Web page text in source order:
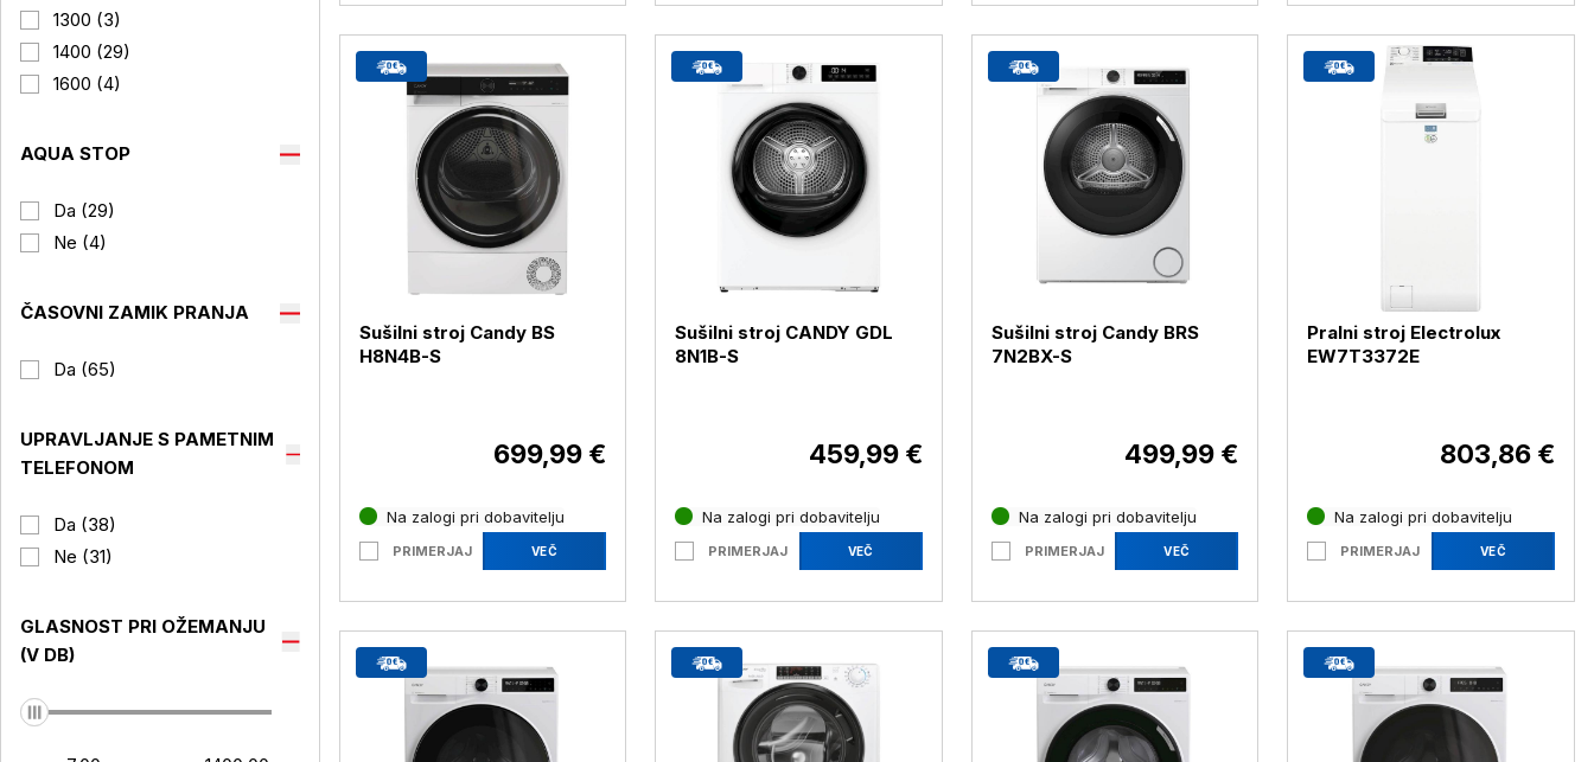
1300 (3)
1400 (29)
1600 (4)
AQUA STOP
Da (29)
Ne (4)
ČASOVNI ZAMIK PRANJA
Da (65)
UPRAVLJANJE S PAMETNIM
TELEFONOM
Da (38)
Ne (31)
GLASNOST PRI OŽEMANJU
(V DB)
Sušilni stroj Candy BS
H8N4B-S
699,99 €
Na zalogi pri dobavitelju
PRIMERJAJ VEČ
Sušilni stroj CANDY GDL
8N1B-S
459,99 €
Na zalogi pri dobavitelju
PRIMERJAJ VEČ
Sušilni stroj Candy BRS
7N2BX-S
499,99 €
Na zalogi pri dobavitelju
PRIMERJAJ VEČ
Pralni stroj Electrolux
EW7T3372E
803,86 €
Na zalogi pri dobavitelju
PRIMERJAJ VEČ